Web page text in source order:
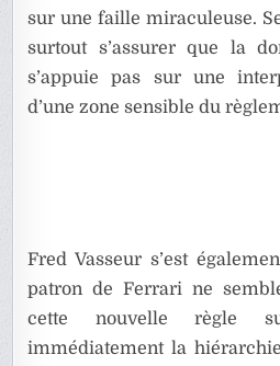
sur une faille miraculeuse.
surtout s’assurer que la
s’appuie pas sur une
d’une zone sensible du
Fred Vasseur s’est
patron de Ferrari ne
cette nouvelle règle
immédiatement la